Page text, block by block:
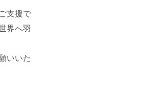
支援で
界へ羽
いいた